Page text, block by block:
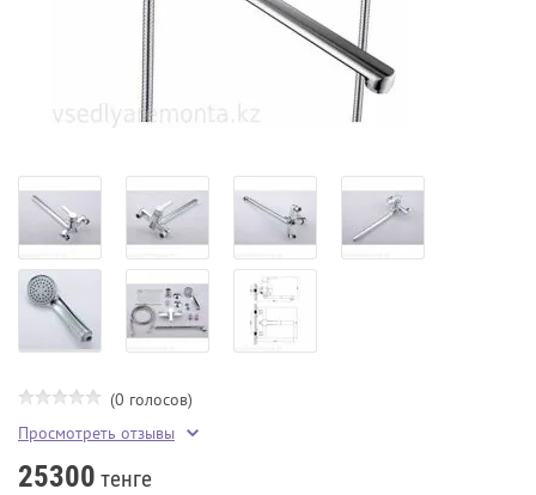
(0 голосов)
Просмотреть отзывы
25300 тенге